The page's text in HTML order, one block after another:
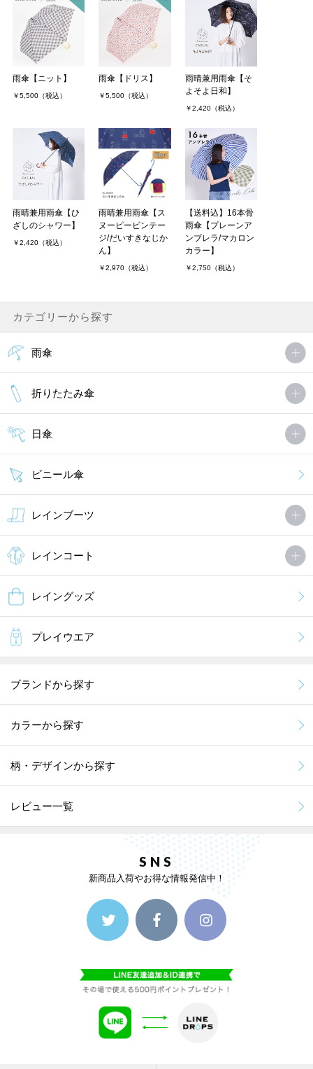
雨傘【ニット】
￥5,500（税込）
雨傘【ドリス】
￥5,500（税込）
雨晴兼用雨傘【そ
よそよ日和】
￥2,420（税込）
雨晴兼用雨傘【ひ
ざしのシャワー】
￥2,420（税込）
雨晴兼用雨傘【ス
ヌーピービンテー
ジ/だいすきなじか
ん】
￥2,970（税込）
【送料込】16本骨
雨傘【プレーンア
ンブレラ/マカロン
カラー】
￥2,750（税込）
カテゴリーから探す
雨傘
折りたたみ傘
日傘
ビニール傘
レインブーツ
レインコート
レイングッズ
プレイウエア
ブランドから探す
カラーから探す
柄・デザインから探す
レビュー一覧
SNS
新商品入荷やお得な情報発信中！